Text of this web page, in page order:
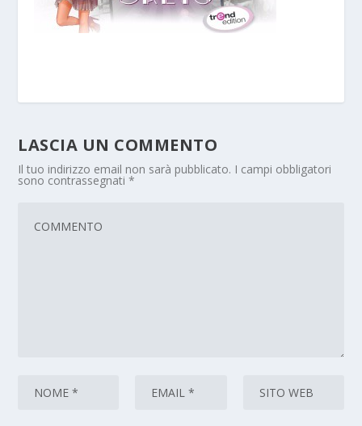
LASCIA UN COMMENTO
Il tuo indirizzo email non sarà pubblicato. I campi obbligatori
sono contrassegnati*